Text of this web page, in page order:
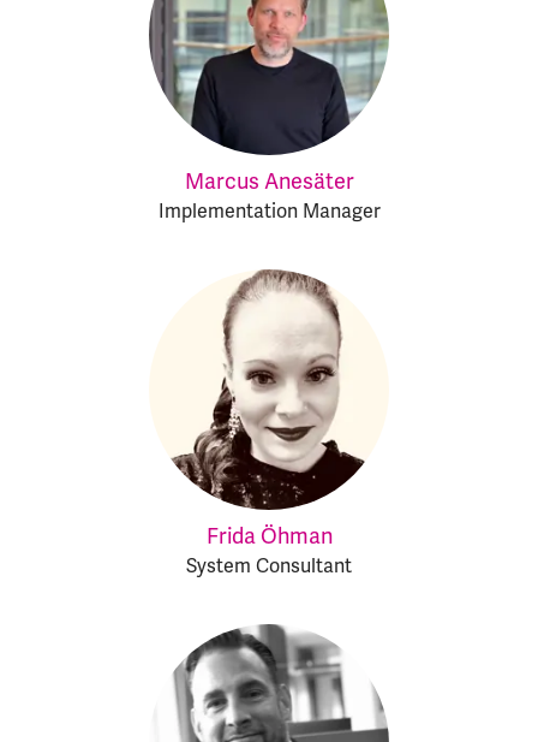
Marcus Anesäter
Implementation Manager
Frida Öhman
System Consultant